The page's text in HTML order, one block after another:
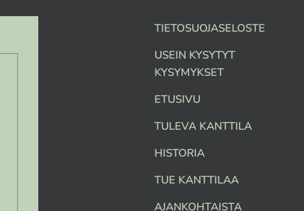
TIETOSUOJASELOSTE
USEIN KYSYTYT
KYSYMYKSET
ETUSIVU
TULEVA KANTTILA
HISTORIA
TUE KANTTILAA
AJANKOHTAISTA